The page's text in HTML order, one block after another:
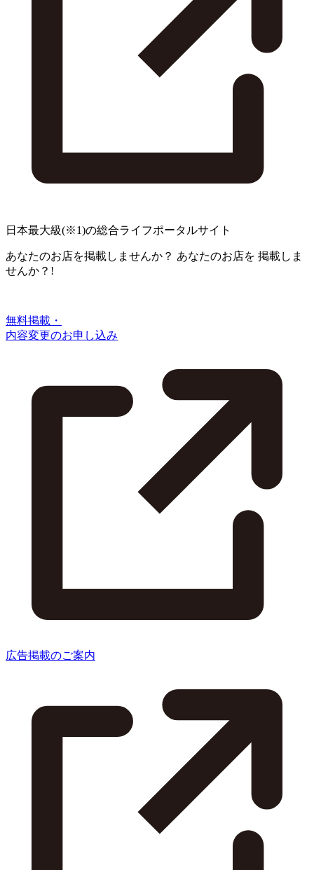
日本最大級(※1)の総合ライフポータルサイト
あなたのお店を掲載しませんか？ あなたのお店を 掲載しま
せんか？!
無料掲載・
内容変更のお申し込み
広告掲載のご案内